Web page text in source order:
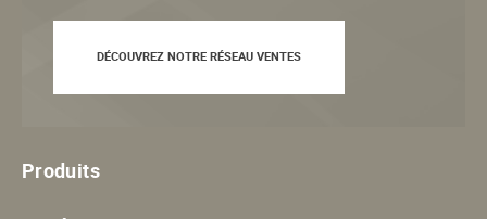
DÉCOUVREZ NOTRE RÉSEAU VENTES
Produits